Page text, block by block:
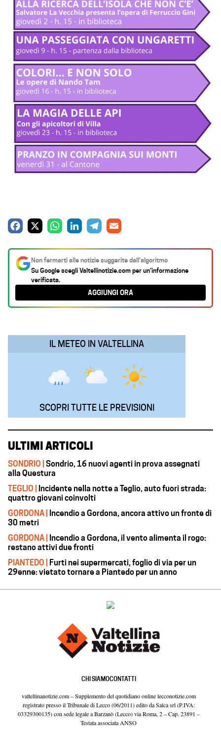
c
e
b
o
X
W
t
s
A
k
e
d
e
g
r
a
i
l
Non fermarti alle notizie suggerite dall’algoritmo
Su Google scegliValtellinotizie.comper un’informazione
verificata.
AGGIUNGI ORA
IL METEO IN VALTELLINA
SCOPRI TUTTE LE PREVISIONI
ULTIMI ARTICOLI
SONDRIO | Sondrio, 16 nuovi agenti in prova assegnati
alla Questura
TEGLIO | Incidente nella notte a Teglio, auto fuori strada:
quattro giovani coinvolti
GORDONA | Incendio a Gordona, ancora attivo un fronte di
30 metri
GORDONA | Incendio a Gordona, il vento alimenta il rogo:
restano attivi due fronti
PIANTEDO | Furti nei supermercati, foglio di via per un
29enne: vietato tornare a Piantedo per un anno
CHI SIAMOCONTATTI
valtellinanotizie.com – Supplemento del quotidiano online lecconotizie.com
registrato presso il Tribunale di Lecco (06/2011) edito da Salca srl (P.IVA:
03329300135) con sede legale a Barzanò (Lecco) via Roma, 2 – Cap. 23891 –
Testata associata ANSO